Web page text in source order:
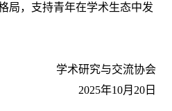
局，支持青年在学术生态中发
学术研究与交流协会
2025年10月20 日